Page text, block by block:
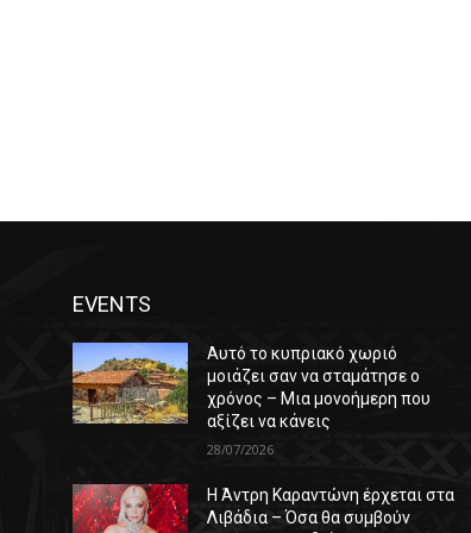
EVENTS
Αυτό το κυπριακό χωριό
μοιάζει σαν να σταμάτησε ο
χρόνος – Μια μονοήμερη που
αξίζει να κάνεις
28/07/2026
Η Άντρη Καραντώνη έρχεται στα
Λιβάδια – Όσα θα συμβούν